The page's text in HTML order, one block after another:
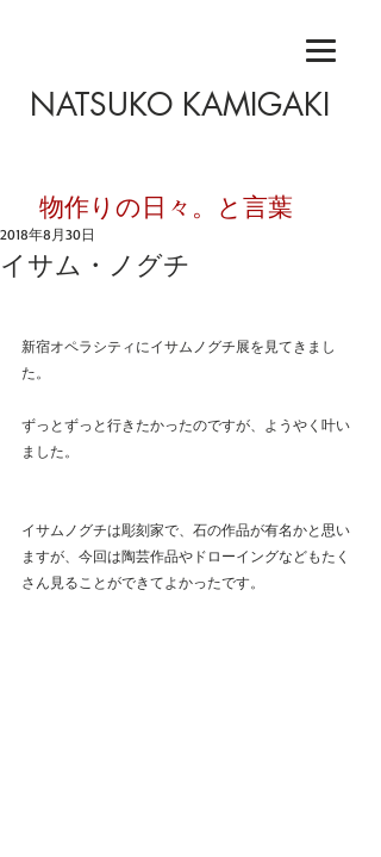
NATSUKO KAMIGAKI
​物作りの日々。と言葉
イサム・ノグチ
2018年8月30日
新宿オペラシティにイサムノグチ展を見てきまし
た。
ずっとずっと行きたかったのですが、ようやく叶い
ました。
イサムノグチは彫刻家で、石の作品が有名かと思い
ますが、今回は陶芸作品やドローイングなどもたく
さん見ることができてよかったです。